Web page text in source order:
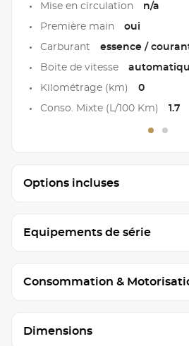
Mise en circulation n/a
Première main oui
Carburant essence /
Boite de vitesse
Kilométrage (km) 0
Conso. Mixte (L/100 Km) 1.7
Options incluses
Equipements de série
Consommation &
Dimensions